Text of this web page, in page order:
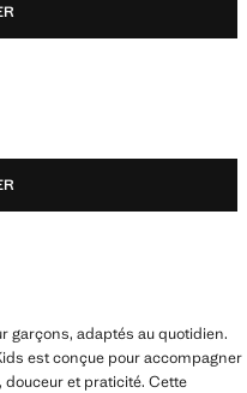
garçons, adaptés au quotidien.
est conçue pour accompagner
et praticité. Cette